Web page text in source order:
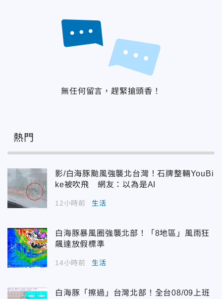
無任何留言，趕緊搶頭香！
熱門
影/白海豚颱風強襲北台灣！石牌整輛YouBi
ke被吹飛 網友：以為是AI
12小時前 生活
白海豚暴風圈強襲北部！「8地區」風雨狂
飆達放假標準
14小時前 生活
白海豚「擦過」台灣北部！全台08/09上班